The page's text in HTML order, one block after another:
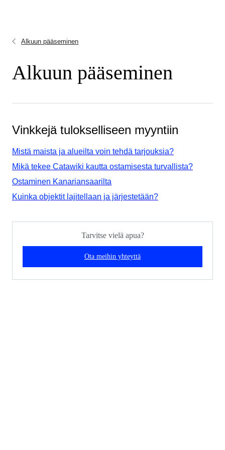
Alkuun pääseminen
Alkuun pääseminen
Vinkkejä tulokselliseen myyntiin
Mistä maista ja alueilta voin tehdä tarjouksia?
Mikä tekee Catawiki kautta ostamisesta turvallista?
Ostaminen Kanariansaarilta
Kuinka objektit lajitellaan ja järjestetään?
Tarvitse vielä apua?
Ota meihin yhteyttä